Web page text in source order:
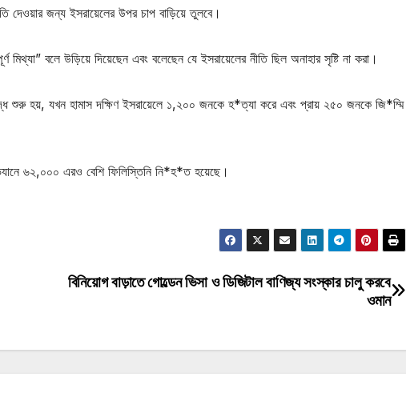
দেওয়ার জন্য ইসরায়েলের উপর চাপ বাড়িয়ে তুলবে।
মিথ্যা” বলে উড়িয়ে দিয়েছেন এবং বলেছেন যে ইসরায়েলের নীতি ছিল অনাহার সৃষ্টি না করা।
শুরু হয়, যখন হামাস দক্ষিণ ইসরায়েলে ১,২০০ জনকে হ*ত্যা করে এবং প্রায় ২৫০ জনকে জি*ম্মি
৬২,০০০ এরও বেশি ফিলিস্তিনি নি*হ*ত হয়েছে।
বিনিয়োগ বাড়াতে গোল্ডেন ভিসা ও ডিজিটাল বাণিজ্য সংস্কার চালু করবে
ওমান